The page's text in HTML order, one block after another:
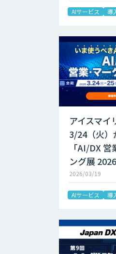
AIサービス 導
アイスマイ
3/24（火）
「AI/DX
ング展
2026/03/19
AIサービス 導